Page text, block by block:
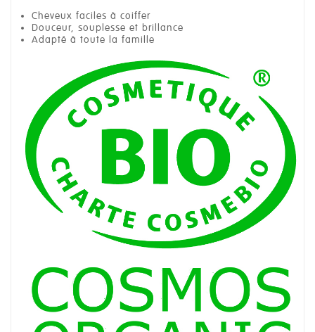
Cheveux faciles à coiffer
Douceur, souplesse et brillance
Adapté à toute la famille